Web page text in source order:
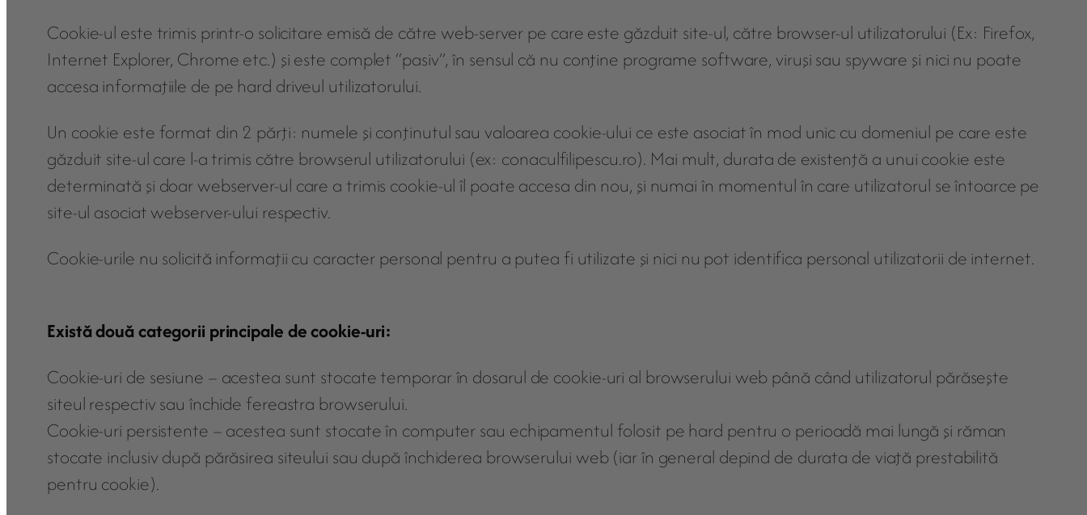
Cookie-ul este trimis printr-o solicitare emisă de către web-server pe care este găzduit site-ul, către browser-ul utilizatorului (Ex: Firefox,
Internet Explorer, Chrome etc.) şi este complet “pasiv”, în sensul că nu conţine programe software, viruşi sau spyware şi nici nu poate
accesa informaţiile de pe hard driveul utilizatorului.
Un cookie este format din 2 părţi: numele şi conţinutul sau valoarea cookie-ului ce este asociat în mod unic cu domeniul pe care este
găzduit site-ul care l-a trimis către browserul utilizatorului (ex: conaculfilipescu.ro). Mai mult, durata de existenţă a unui cookie este
determinată şi doar webserver-ul care a trimis cookie-ul îl poate accesa din nou, şi numai în momentul în care utilizatorul se întoarce pe
site-ul asociat webserver-ului respectiv.
Cookie-urile nu solicită informaţii cu caracter personal pentru a putea fi utilizate şi nici nu pot identifica personal utilizatorii de internet.
Există două categorii principale de cookie-uri:
Cookie-uri de sesiune – acestea sunt stocate temporar în dosarul de cookie-uri al browserului web până când utilizatorul părăseşte
siteul respectiv sau închide fereastra browserului.
Cookie-uri persistente – acestea sunt stocate în computer sau echipamentul folosit pe hard pentru o perioadă mai lungă şi răman
stocate inclusiv după părăsirea siteului sau după închiderea browserului web (iar în general depind de durata de viaţă prestabilită
pentru cookie).